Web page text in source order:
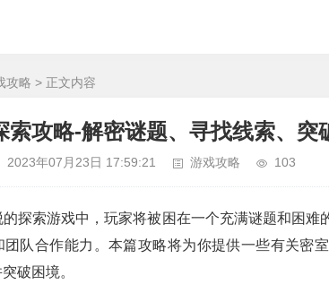
攻略 > 正文内容
索攻略-解密谜题、寻找线索、突
2023年07月23日 17:59:21 游戏攻略 103
探索游戏中，玩家将被困在一个充满谜题和困
团队合作能力。本篇攻略将为你提供一些有关密
破困境。